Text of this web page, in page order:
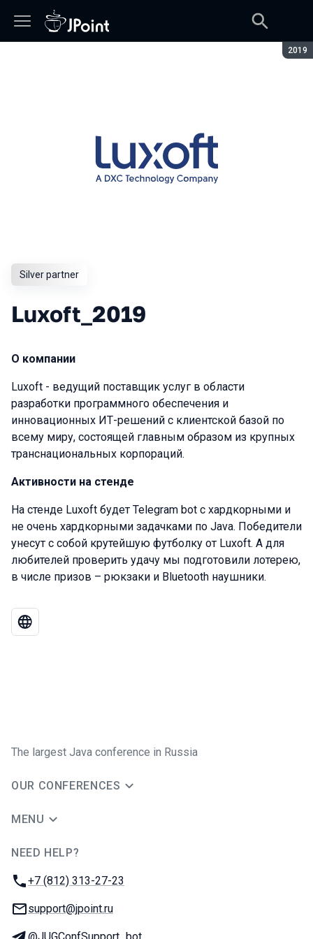
2019
Silver partner
Luxoft_2019
О компании
Luxoft - ведущий поставщик услуг в области
разработки программного обеспечения и
инновационных ИТ-решений с клиентской базой по
всему миру, состоящей главным образом из крупных
транснациональных корпораций.
Активности на стенде
На стенде Luxoft будет Telegram bot с хардкорными и
не очень хардкорными задачками по Java. Победители
унесут с собой крутейшую футболку от Luxoft. А для
любителей проверить удачу мы подготовили лотерею,
в числе призов – рюкзаки и Bluetooth наушники.
The largest Java conference in Russia
OUR CONFERENCES
MENU
NEED HELP?
Phone:
+7 (812) 313-27-23
Email:
support@jpoint.ru